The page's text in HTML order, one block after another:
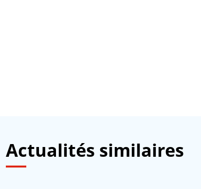
Actualités similaires